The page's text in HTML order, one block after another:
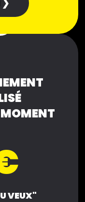
❯
VEUX"